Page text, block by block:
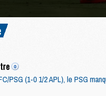
PSG (1-0 1/2 APL), le PSG